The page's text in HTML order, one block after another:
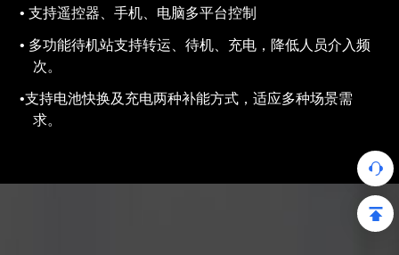
支持遥控器、手机、电脑多平台控制
多功能待机站支持转运、待机、充电，降低人员介入频
次。
支持电池快换及充电两种补能方式，适应多种场景需
求。